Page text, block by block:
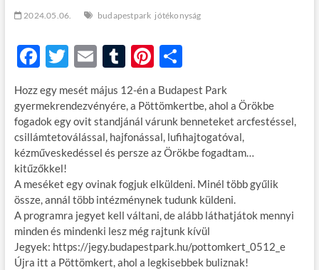
2024.05.06. budapestpark jótékonyság
F
e
b
o
o
k
T
itt
er
E
ail
T
m
bl
r
Pi
er
es
t
O
za
m
e
Hozz egy mesét május 12-én a Budapest Park
gyermekrendezvényére, a Pöttömkertbe, ahol a Örökbe
fogadok egy ovit standjánál várunk benneteket arcfestéssel,
csillámtetoválással, hajfonással, lufihajtogatóval,
kézműveskedéssel és persze az Örökbe fogadtam…
kitűzőkkel!
A meséket egy ovinak fogjuk elküldeni. Minél több gyűlik
össze, annál több intézménynek tudunk küldeni.
A programra jegyet kell váltani, de alább láthatjátok mennyi
minden és mindenki lesz még rajtunk kívül
Jegyek: https://jegy.budapestpark.hu/pottomkert_0512_e
Újra itt a Pöttömkert, ahol a legkisebbek buliznak!